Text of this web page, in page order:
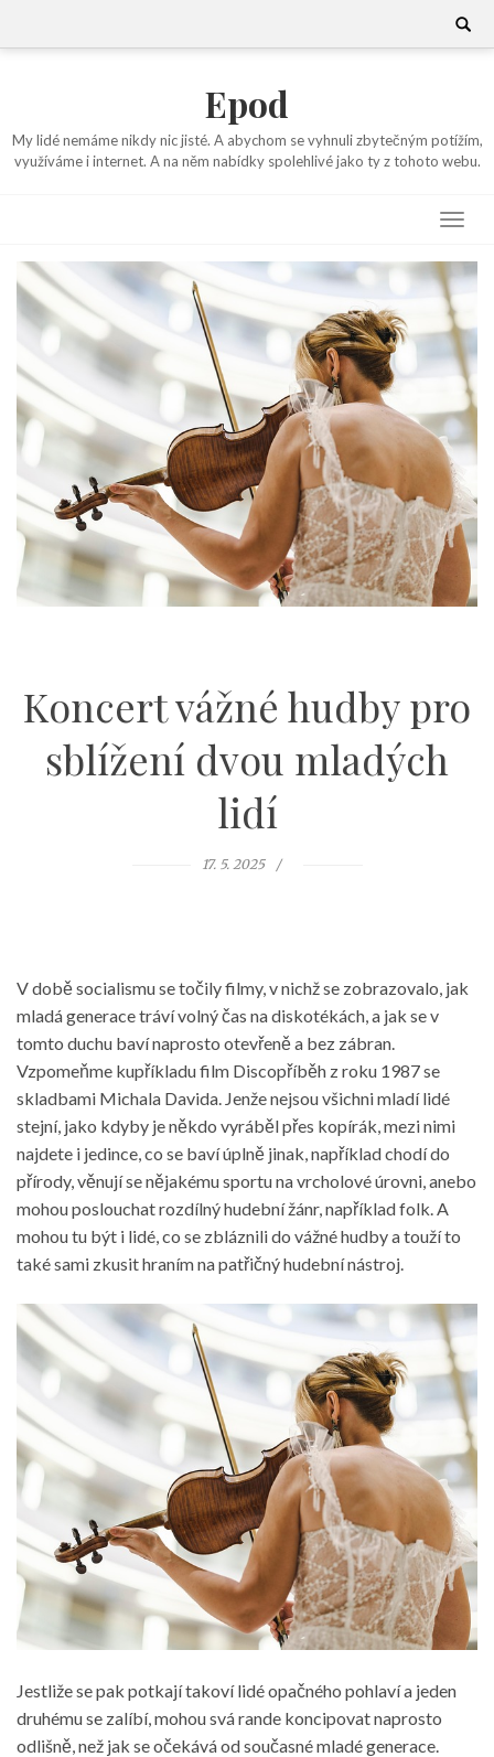
Search
Epod
My lidé nemáme nikdy nic jisté. A abychom se vyhnuli zbytečným potížím,
využíváme i internet. A na něm nabídky spolehlivé jako ty z tohoto webu.
Koncert vážné hudby pro
sblížení dvou mladých
lidí
17. 5. 2025
V době socialismu se točily filmy, v nichž se zobrazovalo, jak
mladá generace tráví volný čas na diskotékách, a jak se v
tomto duchu baví naprosto otevřeně a bez zábran.
Vzpomeňme kupříkladu film Discopříběh z roku 1987 se
skladbami Michala Davida. Jenže nejsou všichni mladí lidé
stejní, jako kdyby je někdo vyráběl přes kopírák, mezi nimi
najdete i jedince, co se baví úplně jinak, například chodí do
přírody, věnují se nějakému sportu na vrcholové úrovni, anebo
mohou poslouchat rozdílný hudební žánr, například folk. A
mohou tu být i lidé, co se zbláznili do vážné hudby a touží to
také sami zkusit hraním na patřičný hudební nástroj.
Jestliže se pak potkají takoví lidé opačného pohlaví a jeden
druhému se zalíbí, mohou svá rande koncipovat naprosto
odlišně, než jak se očekává od současné mladé generace.